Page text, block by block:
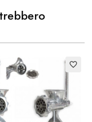
favorite_border